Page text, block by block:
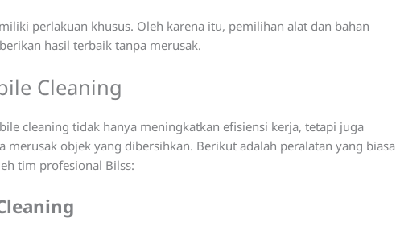
perlakuan khusus. Oleh karena itu, pemilihan alat dan bahan
hasil terbaik tanpa merusak.
Cleaning
cleaning tidak hanya meningkatkan efisiensi kerja, tetapi juga
objek yang dibersihkan. Berikut adalah peralatan yang biasa
tim profesional Bilss: